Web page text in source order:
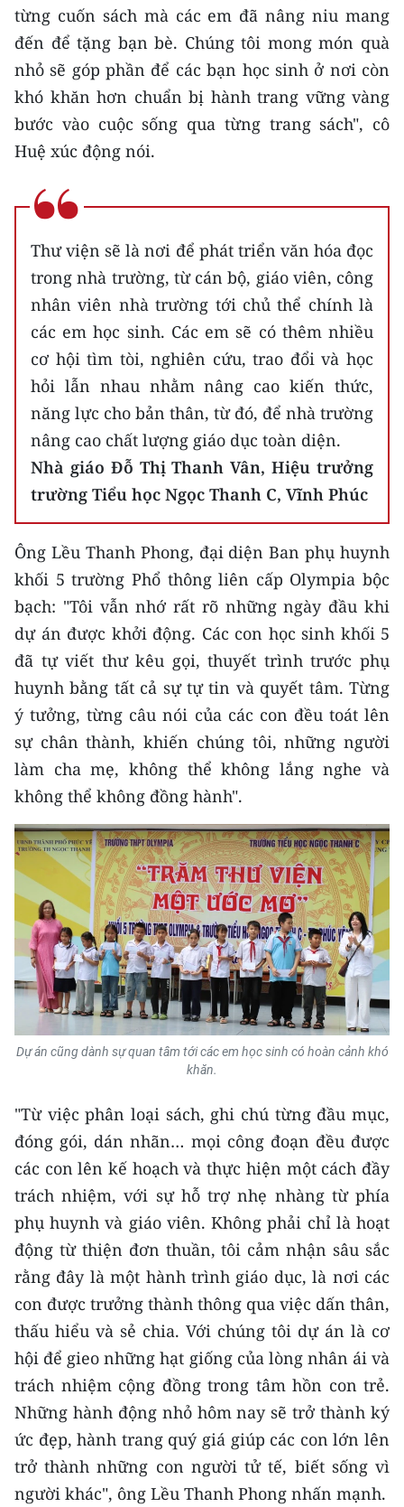
từng cuốn sách mà các em đã nâng niu mang
đến để tặng bạn bè. Chúng tôi mong món quà
nhỏ sẽ góp phần để các bạn học sinh ở nơi còn
khó khăn hơn chuẩn bị hành trang vững vàng
bước vào cuộc sống qua từng trang sách", cô
Huệ xúc động nói.
Thư viện sẽ là nơi để phát triển văn hóa đọc
trong nhà trường, từ cán bộ, giáo viên, công
nhân viên nhà trường tới chủ thể chính là
các em học sinh. Các em sẽ có thêm nhiều
cơ hội tìm tòi, nghiên cứu, trao đổi và học
hỏi lẫn nhau nhằm nâng cao kiến thức,
năng lực cho bản thân, từ đó, để nhà trường
nâng cao chất lượng giáo dục toàn diện.
Nhà giáo Đỗ Thị Thanh Vân, Hiệu trưởng
trường Tiểu học Ngọc Thanh C, Vĩnh Phúc
Ông Lều Thanh Phong, đại diện Ban phụ huynh
khối 5 trường Phổ thông liên cấp Olympia bộc
bạch: "Tôi vẫn nhớ rất rõ những ngày đầu khi
dự án được khởi động. Các con học sinh khối 5
đã tự viết thư kêu gọi, thuyết trình trước phụ
huynh bằng tất cả sự tự tin và quyết tâm. Từng
ý tưởng, từng câu nói của các con đều toát lên
sự chân thành, khiến chúng tôi, những người
làm cha mẹ, không thể không lắng nghe và
không thể không đồng hành".
Dự án cũng dành sự quan tâm tới các em học sinh có hoàn cảnh khó
khăn.
"Từ việc phân loại sách, ghi chú từng đầu mục,
đóng gói, dán nhãn… mọi công đoạn đều được
các con lên kế hoạch và thực hiện một cách đầy
trách nhiệm, với sự hỗ trợ nhẹ nhàng từ phía
phụ huynh và giáo viên. Không phải chỉ là hoạt
động từ thiện đơn thuần, tôi cảm nhận sâu sắc
rằng đây là một hành trình giáo dục, là nơi các
con được trưởng thành thông qua việc dấn thân,
thấu hiểu và sẻ chia. Với chúng tôi dự án là cơ
hội để gieo những hạt giống của lòng nhân ái và
trách nhiệm cộng đồng trong tâm hồn con trẻ.
Những hành động nhỏ hôm nay sẽ trở thành ký
ức đẹp, hành trang quý giá giúp các con lớn lên
trở thành những con người tử tế, biết sống vì
người khác", ông Lều Thanh Phong nhấn mạnh.